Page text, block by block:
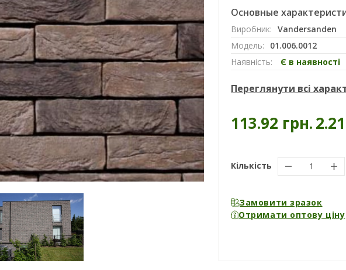
формування
Клінкерний підвіконник
Основные
Виробник: Vandersanden
Модель:
01.006.0012
Наявність:
Є в наявності
Переглянути всі
113.92 грн.2.21
Кількість
Замовити зразок
Отримати оптову ціну